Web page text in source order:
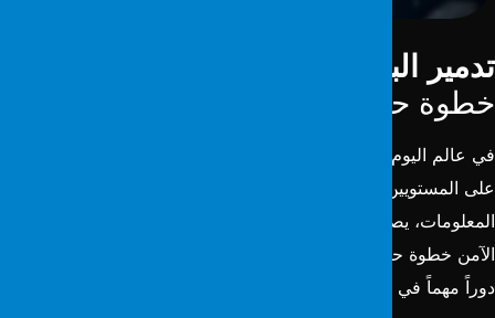
البيانات الآمن والمسح العميق
حاسمة لأمن المعلومات
عالم اليوم، يتم تخزين كمية هائلة من المعلومات الحساسة رقمياً
المستويين الشخصي والمؤسسي. ومع ذلك، مع تقادم هذه
يصبح من الضروري تدميرها بأمان. يُعد تدمير البيانات
مهماً في هذه العملية.